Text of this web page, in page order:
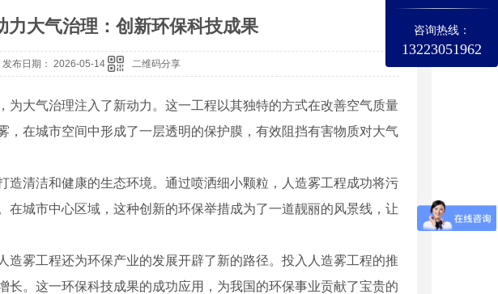
力大气治理：创新环保科技成果
布日期： 2026-05-14 二维码分享
为大气治理注入了新动力。这一工程以其独特的方式在改善空气质量
，在城市空间中形成了一层透明的保护膜，有效阻挡有害物质对大气
造清洁和健康的生态环境。通过喷洒细小颗粒，人造雾工程成功将污
在城市中心区域，这种创新的环保举措成为了一道靓丽的风景线，让
造雾工程还为环保产业的发展开辟了新的路径。投入人造雾工程的推
长。这一环保科技成果的成功应用，为我国的环保事业贡献了宝贵的
咨询热线：
13223051962